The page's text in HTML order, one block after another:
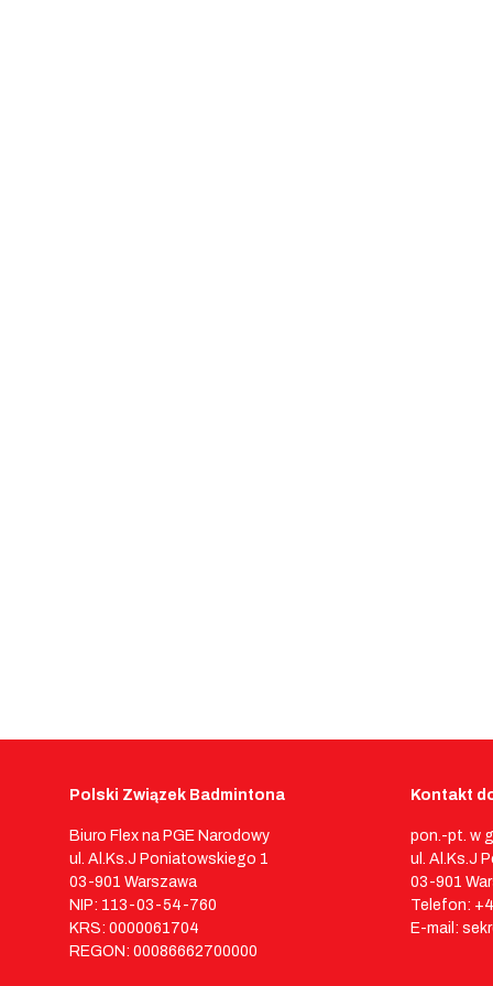
Polski Związek Badmintona
Biuro Flex na PGE Narodowy
ul. Al.Ks.J Poniatowskiego 1
03-901 Warszawa
NIP: 113-03-54-760
KRS: 0000061704
REGON: 00086662700000
Kontakt
pon.-pt. w
ul. Al.Ks.J
03-901
Telefon:
E-mail: